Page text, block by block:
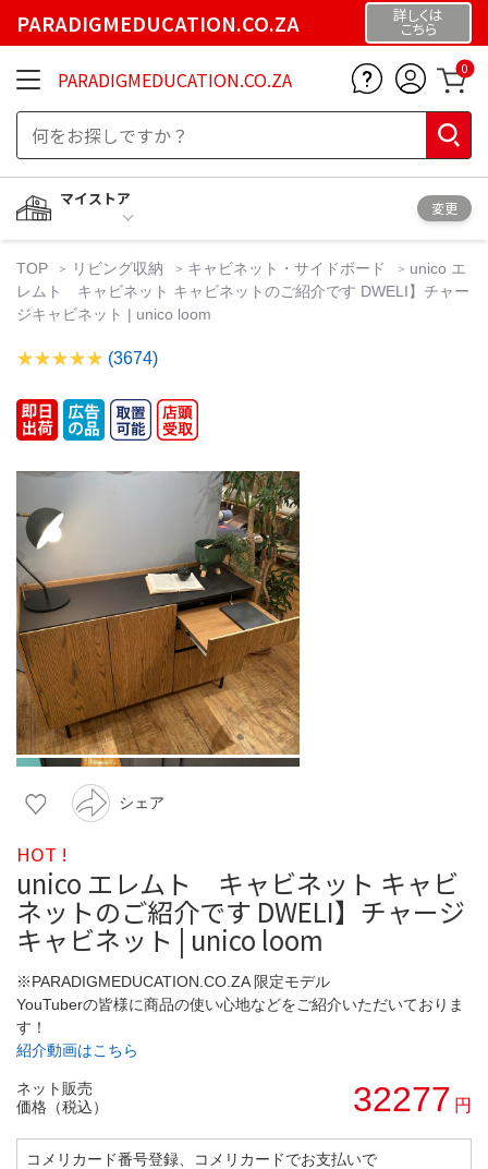
PARADIGMEDUCATION.CO.ZA 詳しくは
こちら
PARADIGMEDUCATION.CO.ZA 0
マイストア
変更
TOP リビング収納 キャビネット・サイドボード
unico エ
レムト キャビネット キャビネットのご紹介です DWELI】チャー
ジキャビネット | unico loom
(3674)
シェア
HOT !
unico エレムト キャビネット キャビ
ネットのご紹介です DWELI】チャージ
キャビネット | unico loom
※PARADIGMEDUCATION.CO.ZA 限定モデル
YouTuberの皆様に商品の使い心地などをご紹介いただいておりま
す！
紹介動画はこちら
ネット販売
価格（税込）
32277 円
コメリカード番号登録、コメリカードでお支払いで